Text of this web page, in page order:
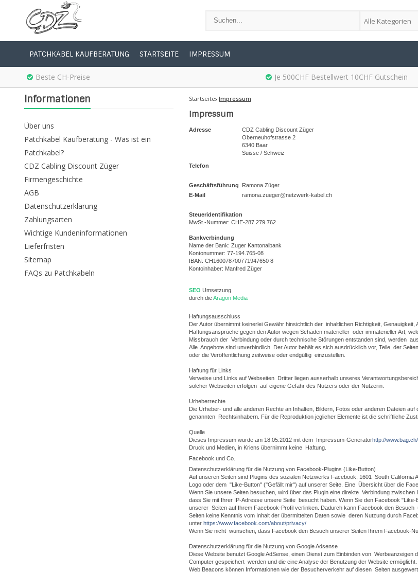
Alle Kategorien
PATCHKABEL KAUFBERATUNG STARTSEITE IMPRESSUM
Beste CH-Preise Je 500CHF Bestellwert 10CHF Gutschein
Informationen
Über uns
Patchkabel Kaufberatung - Was ist ein
Patchkabel?
CDZ Cabling Discount Züger
Firmengeschichte
AGB
Datenschutzerklärung
Zahlungsarten
Wichtige Kundeninformationen
Lieferfristen
Sitemap
FAQs zu Patchkabeln
Startseite Impressum
Impressum
Adresse
CDZ Cabling Discount Züger
Oberneuhofstrasse 2
6340 Baar
Suisse / Schweiz
Telefon
Geschäftsführung
Ramona Züger
E-Mail
ramona.zueger@netzwerk-kabel.ch
Steueridentifikation
MwSt.-Nummer: CHE-287.279.762
Bankverbindung
Name der Bank: Zuger Kantonalbank
Kontonummer: 77-194.765-08
IBAN: CH160078700771947650 8
Kontoinhaber: Manfred Züger
SEO Umsetzung
durch dieAragon Media
Haftungsausschluss
Der Autor übernimmt keinerlei Gewähr hinsichtlich der inhaltlichen Richtigkeit,
Haftungsansprüche gegen den Autor wegen Schäden materieller oder immaterieller Art,
Missbrauch der Verbindung oder durch technische Störungen entstanden sind, werden
Alle Angebote sind unverbindlich. Der Autor behält es sich ausdrücklich vor, Teile der
oder die Veröffentlichung zeitweise oder endgültig einzustellen.
Haftung für Links
Verweise und Links auf Webseiten Dritter liegen ausserhalb unseres
solcher Webseiten erfolgen auf eigene Gefahr des Nutzers oder der Nutzerin.
Urheberrechte
Die Urheber- und alle anderen Rechte an Inhalten, Bildern, Fotos oder anderen Dateien
genannten Rechtsinhabern. Für die Reproduktion jeglicher Elemente ist die schriftliche
Quelle
Dieses Impressum wurde am 18.05.2012 mit dem Impressum-Generatorhttp://
Druck und Medien, in Kriens übernimmt keine Haftung.
Facebook und Co.
Datenschutzerklärung für die Nutzung von Facebook-Plugins (Like-Button)
Auf unseren Seiten sind Plugins des sozialen Netzwerks Facebook, 1601 South
Logo oder dem "Like-Button" ("Gefällt mir") auf unserer Seite. Eine Übersicht über die
Wenn Sie unsere Seiten besuchen, wird über das Plugin eine direkte Verbindung
dass Sie mit Ihrer IP-Adresse unsere Seite besucht haben. Wenn Sie den Facebook
unserer Seiten auf Ihrem Facebook-Profil verlinken. Dadurch kann Facebook den
Seiten keine Kenntnis vom Inhalt der übermittelten Daten sowie deren Nutzung durch
unter https://www.facebook.com/about/privacy/
Wenn Sie nicht wünschen, dass Facebook den Besuch unserer Seiten Ihrem Facebook-
Datenschutzerklärung für die Nutzung von Google Adsense
Diese Website benutzt Google AdSense, einen Dienst zum Einbinden von
Computer gespeichert werden und die eine Analyse der Benutzung der Website
Web Beacons können Informationen wie der Besucherverkehr auf diesen Seiten